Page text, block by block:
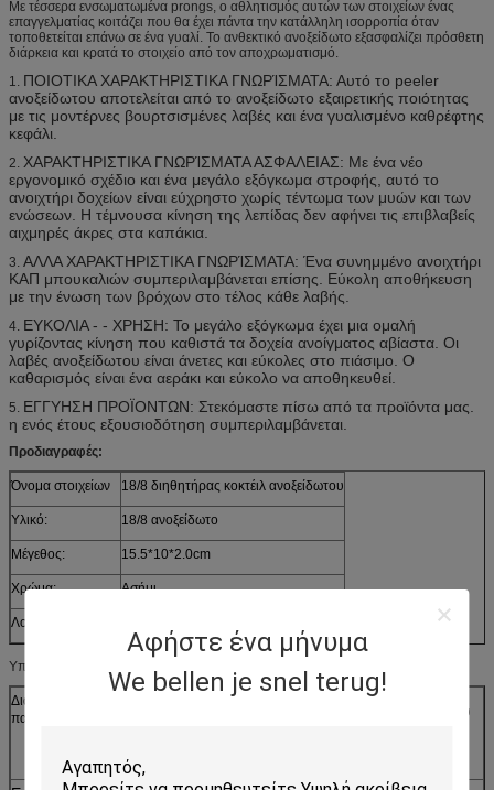
Αφήστε ένα μήνυμα
We bellen je snel terug!
Με τέσσερα ενσωματωμένα prongs, ο αθλητισμός αυτών των στοιχείων ένας
επαγγελματίας κοιτάζει που θα έχει πάντα την κατάλληλη ισορροπία όταν
τοποθετείται επάνω σε ένα γυαλί. Το ανθεκτικό ανοξείδωτο εξασφαλίζει πρόσθετη
διάρκεια και κρατά το στοιχείο από τον αποχρωματισμό.
1. ΠΟΙΟΤΙΚΑ ΧΑΡΑΚΤΗΡΙΣΤΙΚΑ ΓΝΩΡΊΣΜΑΤΑ: Αυτό το peeler
ανοξείδωτου αποτελείται από το ανοξείδωτο εξαιρετικής ποιότητας
με τις μοντέρνες βουρτσισμένες λαβές και ένα γυαλισμένο καθρέφτης
κεφάλι.
2. ΧΑΡΑΚΤΗΡΙΣΤΙΚΑ ΓΝΩΡΊΣΜΑΤΑ ΑΣΦΑΛΕΙΑΣ: Με ένα νέο
εργονομικό σχέδιο και ένα μεγάλο εξόγκωμα στροφής, αυτό το
ανοιχτήρι δοχείων είναι εύχρηστο χωρίς τέντωμα των μυών και των
ενώσεων. Η τέμνουσα κίνηση της λεπίδας δεν αφήνει τις επιβλαβείς
αιχμηρές άκρες στα καπάκια.
3. ΑΛΛΑ ΧΑΡΑΚΤΗΡΙΣΤΙΚΑ ΓΝΩΡΊΣΜΑΤΑ: Ένα συνημμένο ανοιχτήρι
ΚΑΠ μπουκαλιών συμπεριλαμβάνεται επίσης. Εύκολη αποθήκευση
με την ένωση των βρόχων στο τέλος κάθε λαβής.
4. ΕΥΚΟΛΙΑ - - ΧΡΗΣΗ: Το μεγάλο εξόγκωμα έχει μια ομαλή
γυρίζοντας κίνηση που καθιστά τα δοχεία ανοίγματος αβίαστα. Οι
λαβές ανοξείδωτου είναι άνετες και εύκολες στο πιάσιμο. Ο
καθαρισμός είναι ένα αεράκι και εύκολο να αποθηκευθεί.
5. ΕΓΓΥΗΣΗ ΠΡΟΪΟΝΤΩΝ: Στεκόμαστε πίσω από τα προϊόντα μας.
η ενός έτους εξουσιοδότηση συμπεριλαμβάνεται.
Προδιαγραφές:
Όνομα στοιχείων 18/8 διηθητήρας κοκτέιλ ανοξείδωτου
Υλικό: 18/8 ανοξείδωτο
Μέγεθος: 15.5*10*2.0cm
Χρώμα: Ασήμι
Λογότυπο:
Υπηρεσία cOem:
Διαδικασία
παραγωγής
κοπή λέιζερ/γραμμών, σφράγιση, CNC punching, CNC που
ρίψη, σφυρηλάτηση,